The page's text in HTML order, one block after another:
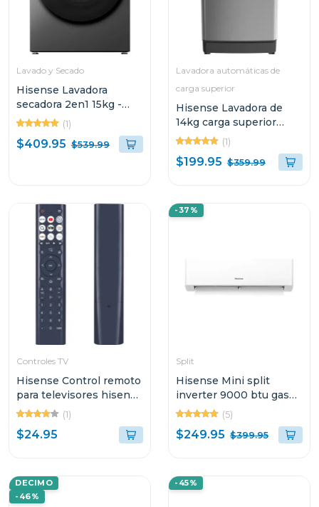
Lavado y Secado
Hisense Lavadora
secadora 2en1 15kg -
10kg carga frontal color
gris wd3s1543
(1)
$409.95 $539.99
Lavadora automáticas de
carga superior
Hisense Lavadora de
14kg carga superior
inverter de 8 ciclos
wt5k1423
(1)
$199.95 $359.99
Controles TV
Hisense Control remoto
para televisores hisense
serie a6 (1)
$24.95
-37%
Split
Hisense Mini split
inverter 9000 btu gas
r32 ecológico auto
limpieza filtro 4 en 1
ATR092KA
(5)
$249.95 $399.95
DECIMO
-46%
-45%